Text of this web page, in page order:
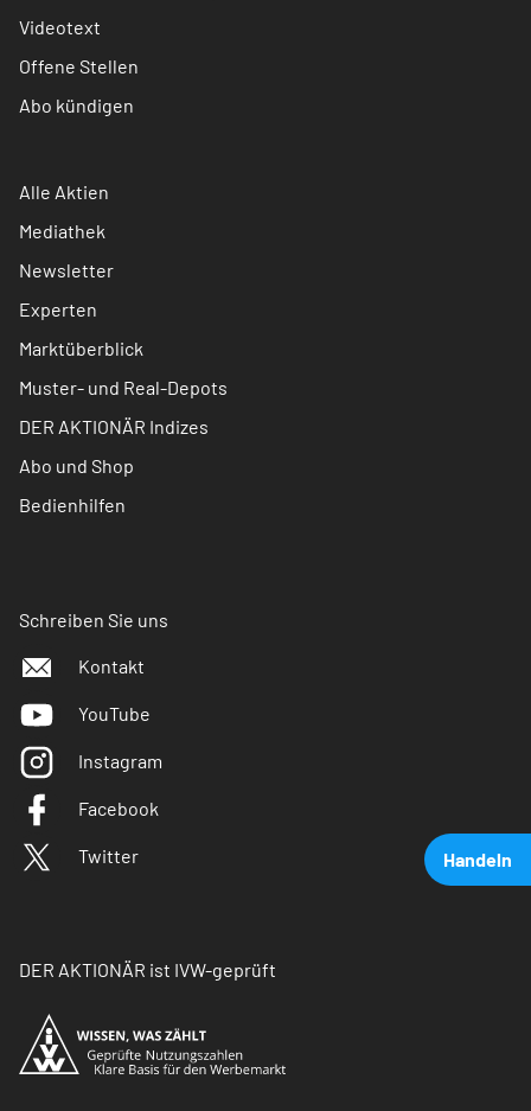
Handeln
Videotext
Offene Stellen
Abo kündigen
Alle Aktien
Mediathek
Newsletter
Experten
Marktüberblick
Muster- und Real-Depots
DER AKTIONÄR Indizes
Abo und Shop
Bedienhilfen
Schreiben Sie uns
Kontakt
YouTube
Instagram
Facebook
Twitter
DER AKTIONÄR ist IVW-geprüft